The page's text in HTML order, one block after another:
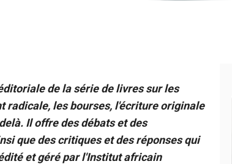
de la série de livres sur les
radicale, les bourses, l'écriture originale
Il offre des débats et des
que des critiques et des réponses qui
et géré par l'Institut africain